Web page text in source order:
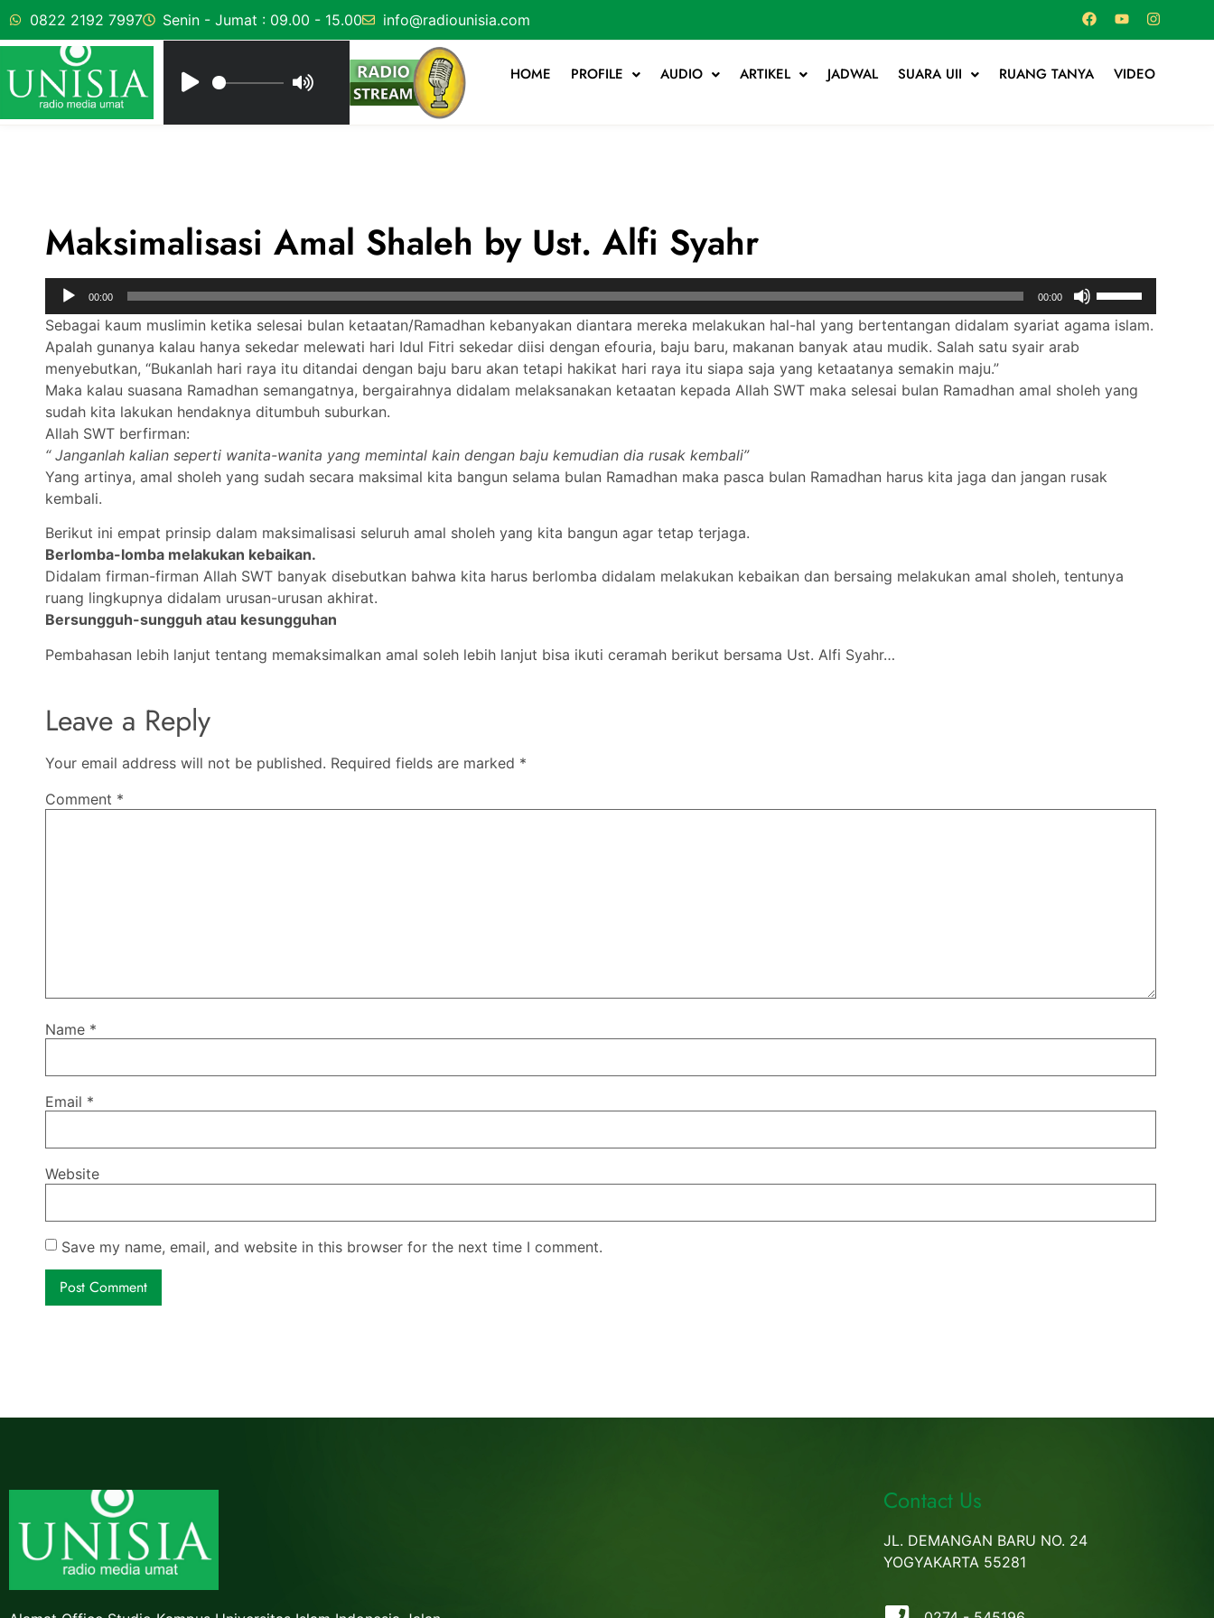
0822 2192 7997 Senin - Jumat : 09.00 - 15.00 info@radiounisia.com
HOME PROFILE AUDIO ARTIKEL JADWAL SUARA UII RUANG TANYA VIDEO
Maksimalisasi Amal Shaleh by Ust. Alfi Syahr
Audio
Player
00:00 00:00
Arrow
increase
Sebagai kaum muslimin ketika selesai bulan ketaatan/Ramadhan kebanyakan diantara mereka melakukan hal-hal yang bertentangan didalam syariat agama islam.
Apalah gunanya kalau hanya sekedar melewati hari Idul Fitri sekedar diisi dengan efouria, baju baru, makanan banyak atau mudik. Salah satu syair arab
menyebutkan, “Bukanlah hari raya itu ditandai dengan baju baru akan tetapi hakikat hari raya itu siapa saja yang ketaatanya semakin maju.”
Maka kalau suasana Ramadhan semangatnya, bergairahnya didalam melaksanakan ketaatan kepada Allah SWT maka selesai bulan Ramadhan amal sholeh yang
sudah kita lakukan hendaknya ditumbuh suburkan.
Allah SWT berfirman:
“ Janganlah kalian seperti wanita-wanita yang memintal kain dengan baju kemudian dia rusak kembali”
Yang artinya, amal sholeh yang sudah secara maksimal kita bangun selama bulan Ramadhan maka pasca bulan Ramadhan harus kita jaga dan jangan rusak
kembali.
Berikut ini empat prinsip dalam maksimalisasi seluruh amal sholeh yang kita bangun agar tetap terjaga.
Berlomba-lomba melakukan kebaikan.
Didalam firman-firman Allah SWT banyak disebutkan bahwa kita harus berlomba didalam melakukan kebaikan dan bersaing melakukan amal sholeh, tentunya
ruang lingkupnya didalam urusan-urusan akhirat.
Bersungguh-sungguh atau kesungguhan
Pembahasan lebih lanjut tentang memaksimalkan amal soleh lebih lanjut bisa ikuti ceramah berikut bersama Ust. Alfi Syahr…
Leave a Reply
Your email address will not be published. Required fields are marked *
Comment *
Name *
Email *
Website
Save my name, email, and website in this browser for the next time I comment.
Contact Us
JL. DEMANGAN BARU NO. 24
YOGYAKARTA 55281